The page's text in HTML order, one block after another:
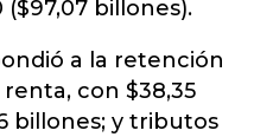
billones).
a la retención
con $38,35
billones; y tributos